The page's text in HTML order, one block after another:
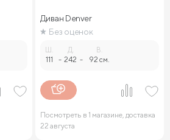
Диван Denver
Без оценок
111 -
Д.
242 -
В.
92 см.
Посмотреть в 1 магазине, доставка
22 августа